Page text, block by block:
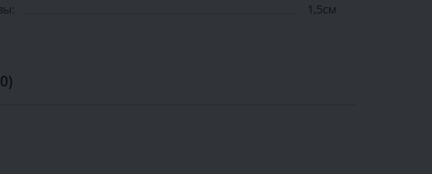
1,5см